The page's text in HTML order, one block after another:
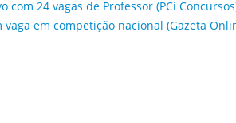
com 24 vagas de Professor (PCi
vaga em competição nacional (Gazeta